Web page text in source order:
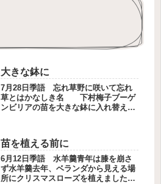
大きな鉢に
7月28日季語 忘れ草野に咲いて忘れ
草とはかなしき名 下村梅子ブーゲ
ンビリアの苗を大きな鉢に入れ替えま
た。根を切らないように、そっと移植
しようとしましたが、ガサツな性格
の...
苗を植える前に
6月12日季語 水羊羹青年は膝を崩さ
ず水羊羹去年、ベランダから見える場
所にクリスマスローズを植えました。